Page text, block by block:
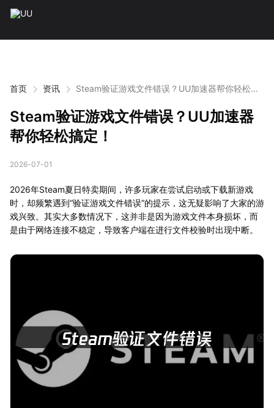
首页 资讯
Steam验证游戏文件错误？UU加速器帮你轻松搞
Steam验证游戏文件错误？UU加速器
帮你轻松搞定！
2026-07-01
2026年Steam夏日特卖期间，许多玩家在尝试启动或下载新游戏
时，却频繁遇到“验证游戏文件错误”的提示，这无疑影响了大家的游
戏兴致。其实大多数情况下，这并非是因为游戏文件本身损坏，而
是由于网络连接不稳定，导致客户端在进行文件校验时出现中断。